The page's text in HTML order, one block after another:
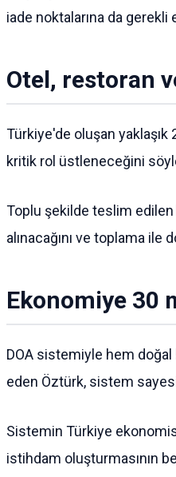
iade noktalarına da
Otel, restoran
Türkiye'de oluşan
kritik rol üstleneceğini
Toplu şekilde teslim edilen
alınacağını ve toplama
Ekonomiye 30
DOA sistemiyle hem
eden Öztürk, sistem
Sistemin Türkiye
istihdam oluşturmasının